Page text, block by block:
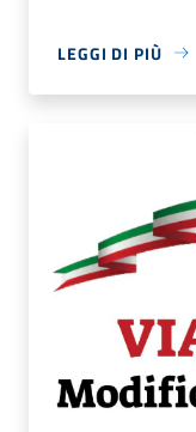
LEGGI DI PIÙ